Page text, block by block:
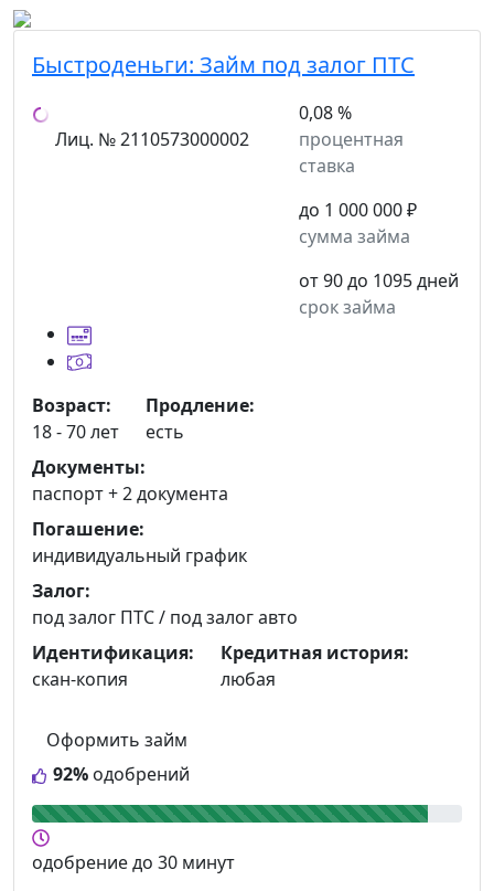
Быстроденьги: Займ под залог ПТС
Лиц. № 2110573000002
0,08 %
процентная
ставка
до 1 000 000 ₽
сумма займа
от 90 до 1095 дней
срок займа
92% одобрений
Оформить займ
Возраст:
18 - 70 лет
Продление:
есть
Документы:
паспорт +2 документа
Погашение:
индивидуальный график
Залог:
под залог ПТС / под залог авто
Идентификация:
скан-копия
Кредитная история:
любая
одобрениедо 30 минут